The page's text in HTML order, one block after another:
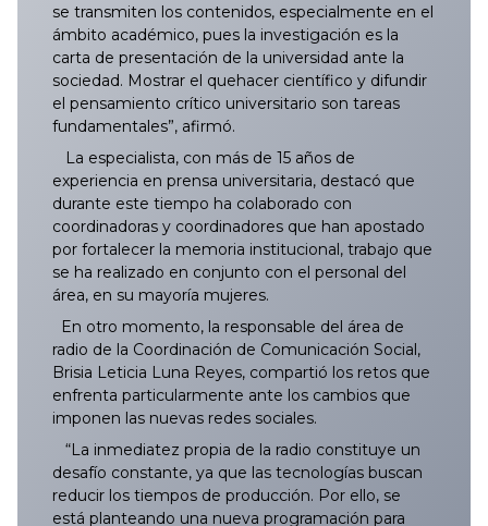
se transmiten los contenidos, especialmente en el
ámbito académico, pues la investigación es la
carta de presentación de la universidad ante la
sociedad. Mostrar el quehacer científico y difundir
el pensamiento crítico universitario son tareas
fundamentales”, afirmó.
La especialista, con más de 15 años de
experiencia en prensa universitaria, destacó que
durante este tiempo ha colaborado con
coordinadoras y coordinadores que han apostado
por fortalecer la memoria institucional, trabajo que
se ha realizado en conjunto con el personal del
área, en su mayoría mujeres.
En otro momento, la responsable del área de
radio de la Coordinación de Comunicación Social,
Brisia Leticia Luna Reyes, compartió los retos que
enfrenta particularmente ante los cambios que
imponen las nuevas redes sociales.
“La inmediatez propia de la radio constituye un
desafío constante, ya que las tecnologías buscan
reducir los tiempos de producción. Por ello, se
está planteando una nueva programación para